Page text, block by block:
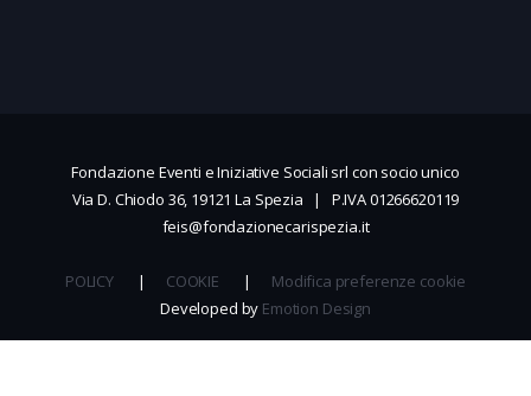
Fondazione Eventi e Iniziative Sociali srl con socio unico
Via D. Chiodo 36, 19121 La Spezia | P.IVA 01266620119
feis@fondazionecarispezia.it
POLICY | COOKIE | Modifica preferenze cookie
Developed by Emotion Design